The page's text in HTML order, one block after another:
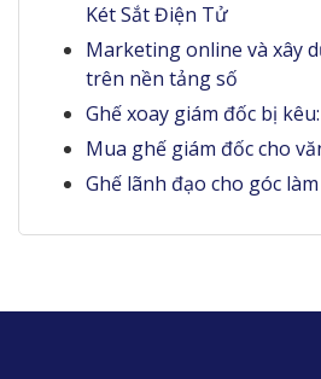
Két Sắt Điện Tử
Marketing online và xây
trên nền tảng số
Ghế xoay giám đốc bị
Mua ghế giám đốc cho
Ghế lãnh đạo cho góc